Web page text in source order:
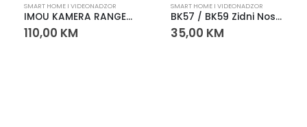
SMART HOME I VIDEONADZOR
IMOU KAMERA RANGER 2 4MP – PAMETNA WI-FI KAMERA SA POKRIVANJEM 360°
110,00 KM
SMART HOME I VIDEONADZOR
BK57 / BK59 Zidni Nosač za Dome Kamere D57 i D59
35,00 KM